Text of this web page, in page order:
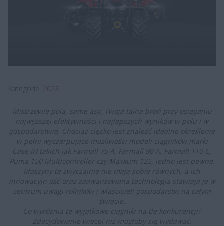
Mistrzowie pola, same asy, Twoja tajna broń przy osiąganiu
najwyższej efektywności i najlepszych wyników w polu i w
gospodarstwie. Chociaż ciężko jest znaleźć idealne określenie
w pełni wyczerpujące możliwości modeli ciągników marki
Case IH takich jak Farmall 75 A, Farmall 90 A, Farmall 110 C,
Puma 150 Multicontroller czy Maxxum 125, jedno jest pewne.
Maszyny te zwyczajnie nie mają sobie równych, a ich
innowacyjn ość oraz zaawansowana technologia stawiają je w
centrum uwagi rolników i właścicieli gospodarstw na całym
świecie.
Co wyróżnia te wyjątkowe ciągniki na tle konkurencji?
Zdecydowanie więcej niż mogłoby się wydawać.